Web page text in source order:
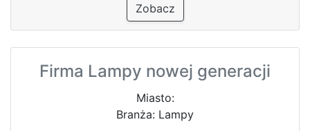
Zobacz
Firma Lampy nowej generacji
Miasto:
Branża: Lampy